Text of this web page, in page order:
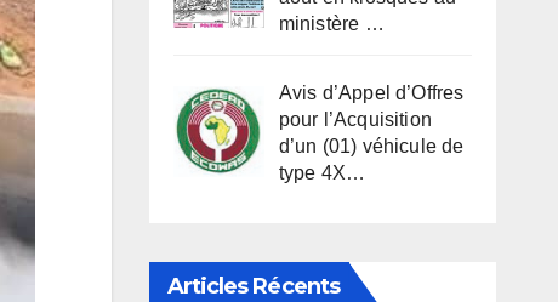
ministère …
Avis d’Appel d’Offres
pour l’Acquisition
d’un (01) véhicule de
type 4X…
Articles Récents